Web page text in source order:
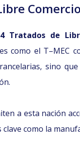
Tratados de
como el T–MEC
sino
a esta nación
como la